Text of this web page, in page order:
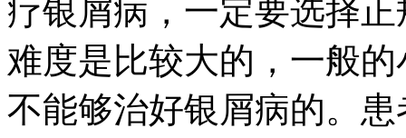
疗银屑病，一定要选择
难度是比较大的，一般
不能够治好银屑病的。